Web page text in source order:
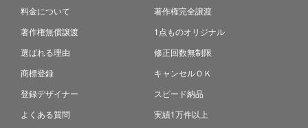
料金について
著作権無償譲渡
選ばれる理由
商標登録
登録デザイナー
よくある質問
著作権完全譲渡
1点ものオリジナル
修正回数無制限
キャンセルＯＫ
スピード納品
実績1万件以上